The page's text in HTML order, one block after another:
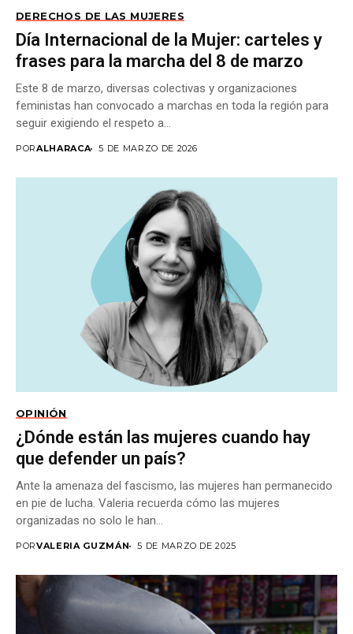
DERECHOS DE LAS MUJERES
Día Internacional de la Mujer: carteles y
frases para la marcha del 8 de marzo
Este 8 de marzo, diversas colectivas y organizaciones
feministas han convocado a marchas en toda la región para
seguir exigiendo el respeto a...
PORALHARACA 5 DE MARZO DE 2026
OPINIÓN
¿Dónde están las mujeres cuando hay
que defender un país?
Ante la amenaza del fascismo, las mujeres han permanecido
en pie de lucha. Valeria recuerda cómo las mujeres
organizadas no solo le han...
PORVALERIA GUZMÁN 5 DE MARZO DE 2025